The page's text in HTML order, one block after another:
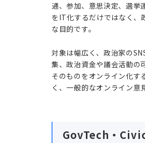
通、参加、意思決定、選挙
をIT化するだけではなく、
な目的です。
対象は幅広く、政治家の
集、政治資金や議会活動の
そのものをオンライン化す
く、一般的なオンライン意
GovTech・